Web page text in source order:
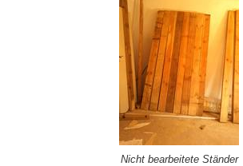
Nicht bearbeitete Ständer